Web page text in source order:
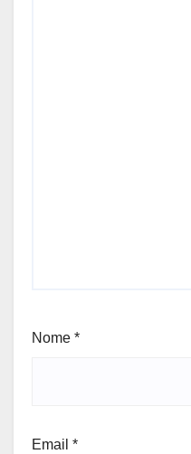
Nome *
Email *